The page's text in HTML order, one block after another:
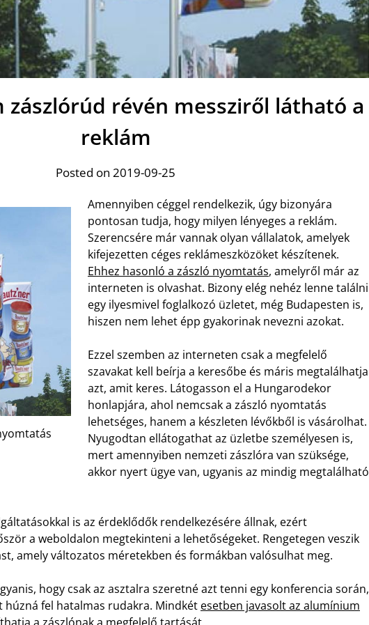
zászlórúd révén messziről látható a
reklám
Posted on 2019-09-25
Amennyiben céggel rendelkezik, úgy bizonyára
pontosan tudja, hogy milyen lényeges a reklám.
Szerencsére már vannak olyan vállalatok, amelyek
kifejezetten céges reklámeszközöket készítenek.
Ehhez hasonló a zászló nyomtatás, amelyről már az
interneten is olvashat. Bizony elég nehéz lenne találni
egy ilyesmivel foglalkozó üzletet, még Budapesten is,
hiszen nem lehet épp gyakorinak nevezni azokat.
Ezzel szemben az interneten csak a megfelelő
szavakat kell beírja a keresőbe és máris megtalálhatja
azt, amit keres. Látogasson el a Hungarodekor
honlapjára, ahol nemcsak a zászló nyomtatás
lehetséges, hanem a készleten lévőkből is vásárolhat.
Nyugodtan ellátogathat az üzletbe személyesen is,
mert amennyiben nemzeti zászlóra van szüksége,
akkor nyert ügye van, ugyanis az mindig megtalálható
is az érdeklődők rendelkezésére állnak, ezért
a weboldalon megtekinteni a lehetőségeket. Rengetegen veszik
amely változatos méretekben és formákban valósulhat meg.
hogy csak az asztalra szeretné azt tenni egy konferencia során,
húzná fel hatalmas rudakra. Mindkét esetben javasolt az alumínium